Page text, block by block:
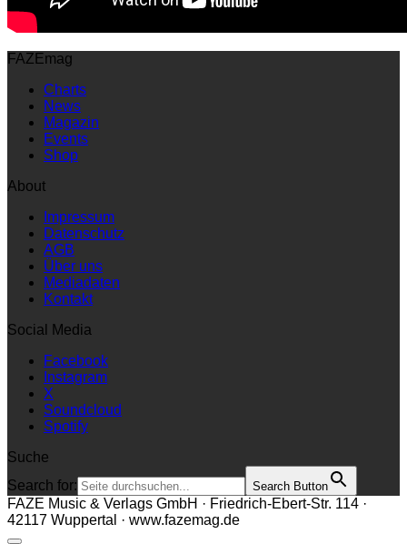
FAZEmag
Charts
News
Magazin
Events
Shop
About
Impressum
Datenschutz
AGB
Über uns
Mediadaten
Kontakt
Social Media
Facebook
Instagram
X
Soundcloud
Spotify
Suche
Search for:
Search Button
FAZE Music & Verlags GmbH · Friedrich-Ebert-Str. 114 ·
42117 Wuppertal · www.fazemag.de